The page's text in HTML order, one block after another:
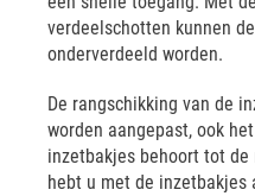
verdeelschotten kunnen
onderverdeeld worden.
De rangschikking van de
worden aangepast, ook
inzetbakjes behoort tot
hebt u met de